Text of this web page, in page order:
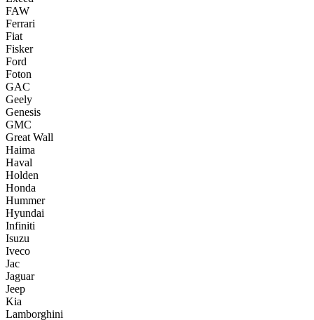
FAW
Ferrari
Fiat
Fisker
Ford
Foton
GAC
Geely
Genesis
GMC
Great Wall
Haima
Haval
Holden
Honda
Hummer
Hyundai
Infiniti
Isuzu
Iveco
Jac
Jaguar
Jeep
Kia
Lamborghini